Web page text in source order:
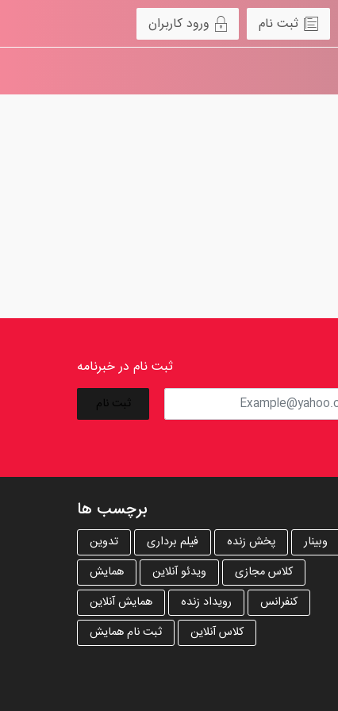
ورود کاربران ثبت نام
ثبت نام در خبرنامه
برچسب ها
وبینار پخش زنده فیلم برداری
تدوین
کلاس مجازی
ویدئو آنلاین
همایش
کنفرانس
رویداد زنده
همایش آنلاین
کلاس آنلاین
ثبت نام همایش